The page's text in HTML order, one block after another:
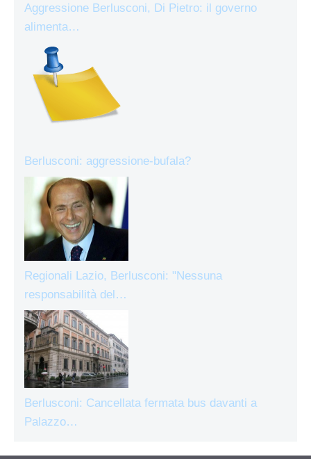
Aggressione Berlusconi, Di Pietro: il governo
alimenta…
Berlusconi: aggressione-bufala?
Regionali Lazio, Berlusconi: "Nessuna
responsabilità del…
Berlusconi: Cancellata fermata bus davanti a
Palazzo…